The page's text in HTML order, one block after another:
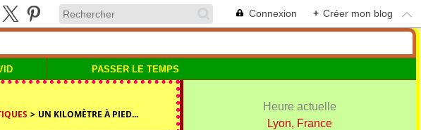
Connexion + Créer mon blog
PASSER LE TEMPS
> UN KILOMÈTRE À PIED...
Heure actuelle
Lyon, France